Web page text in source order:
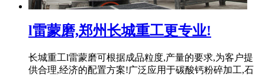
l雷蒙磨,郑州长城重工更专业!
长城重工l雷蒙磨可根据成品粒度,产量的要求,为客户提
供合理,经济的配置方案!广泛应用于碳酸钙粉碎加工,石